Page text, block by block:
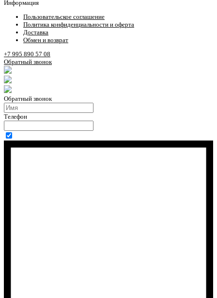
Информация
Пользовательское соглашение
Политика конфиденциальности и оферта
Доставка
Обмен и возврат
+7 995 890 57 08
Обратный звонок
Обратный звонок
Телефон